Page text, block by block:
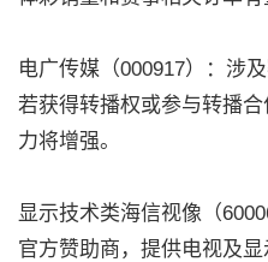
电广传媒（000917）：涉
若获得转播权或参与转播
力将增强。
显示技术类海信视像（
官方赞助商，提供电视及